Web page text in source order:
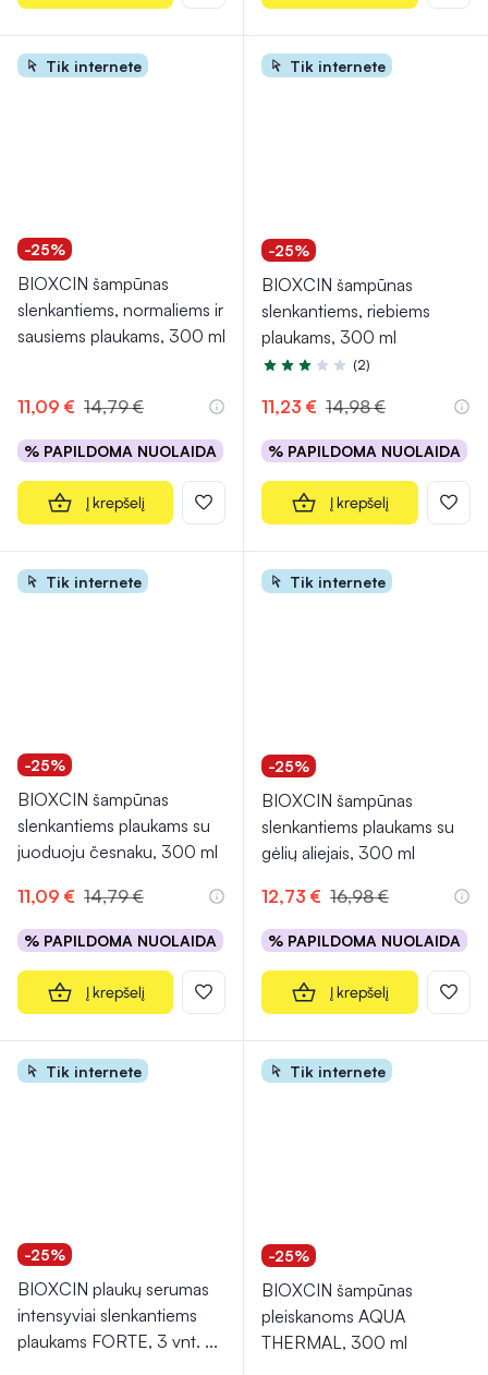
Tik internete
-25%
BIOXCIN šampūnas
slenkantiems, normaliems ir
sausiems plaukams, 300 ml
11,09 € 14,79 €
% PAPILDOMA NUOLAIDA
Į krepšelį
Tik internete
-25%
BIOXCIN šampūnas
slenkantiems, riebiems
plaukams, 300 ml
Įvertinimas 3.0 iš 5
(2)
11,23 € 14,98 €
% PAPILDOMA NUOLAIDA
Į krepšelį
Tik internete
-25%
BIOXCIN šampūnas
slenkantiems plaukams su
juoduoju česnaku, 300 ml
11,09 € 14,79 €
% PAPILDOMA NUOLAIDA
Į krepšelį
Tik internete
-25%
BIOXCIN šampūnas
slenkantiems plaukams su
gėlių aliejais, 300 ml
12,73 € 16,98 €
% PAPILDOMA NUOLAIDA
Į krepšelį
Tik internete
-25%
BIOXCIN plaukų serumas
intensyviai slenkantiems
plaukams FORTE, 3 vnt. ...
Tik internete
-25%
BIOXCIN šampūnas
pleiskanoms AQUA
THERMAL, 300 ml